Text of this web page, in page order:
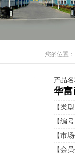
您的位置：
产品
华
【类
【编
【市
【会